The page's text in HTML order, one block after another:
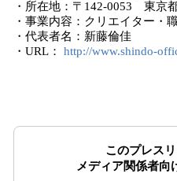
・所在地：〒142-0053 東京
・事業内容：クリエイター・
・代表者名：新藤倫佳
・URL： http://www.shindo-
このプレスリ
メディア関係者向